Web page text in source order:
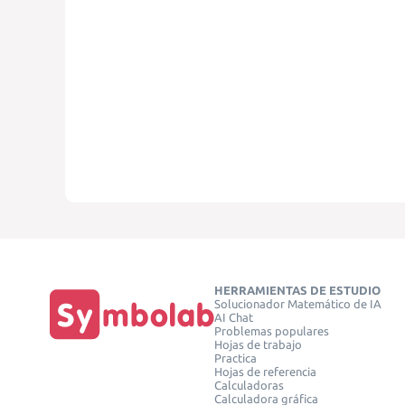
HERRAMIENTAS DE ESTUDIO
Solucionador Matemático de IA
AI Chat
Problemas populares
Hojas de trabajo
Practica
Hojas de referencia
Calculadoras
Calculadora gráfica